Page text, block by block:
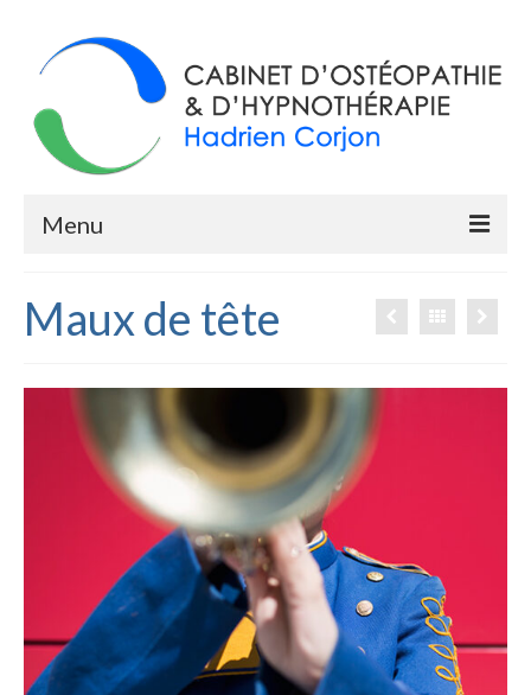
Menu
Ostéopathie
Histoire
Qu’est-ce que l’ostéopathie ?
Déroulement d’une consultation
Motifs de consultation
Questions fréquentes
Hypnose
Histoire
Maux de tête